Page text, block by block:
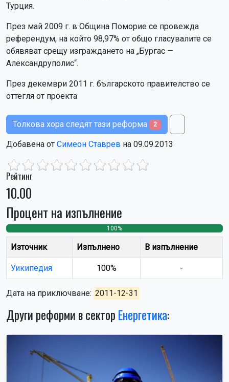
Турция.
През май 2009 г. в Община Поморие се провежда
референдум, на който 98,97% от общо гласувалите се
обявяват срещу изграждането на „Бургас —
Александруполис“.
През декември 2011 г. българското правителство се
оттегля от проекта
Толкова хора следят тази реформа 2
Добавена от Симеон Ставрев на 09.09.2013
Рейтинг
10.00
Процент на изпълнение
100%
Източник Изпълнено В изпълнение
Уикипедия 100% -
Дата на приключване: 2011-12-31
Други реформи в сектор Енергетика: